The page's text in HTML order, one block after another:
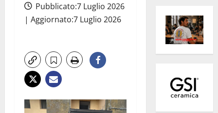
Pubblicato:7 Luglio 2026
| Aggiornato:7 Luglio 2026